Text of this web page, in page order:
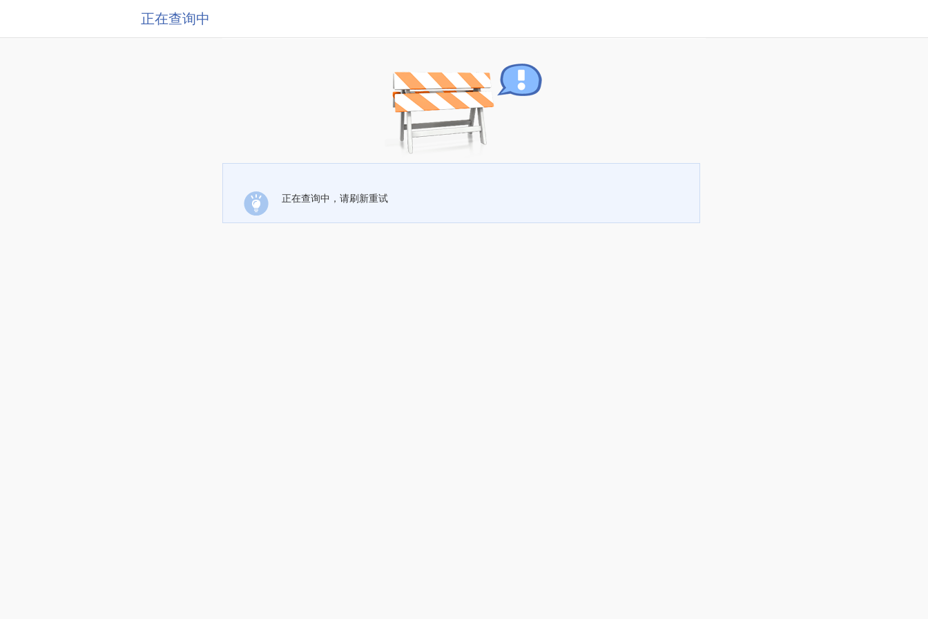
正在查询中
正在查询中，请刷新重试